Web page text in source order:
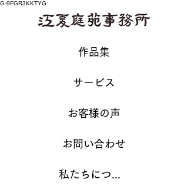
G-9FGR3KKTYG
作品集
サービス
お客様の声
お問い合わせ